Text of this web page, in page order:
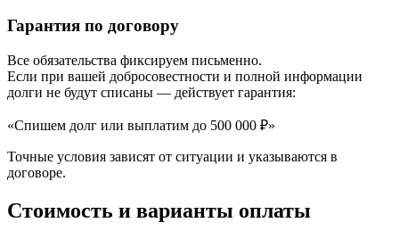
Гарантия по договору
Все обязательства фиксируем письменно.
Если при вашей добросовестности и полной информации
долги не будут списаны — действует гарантия:
«Спишем долг или выплатим до 500 000 ₽»
Точные условия зависят от ситуации и указываются в
договоре.
Стоимость и варианты оплаты